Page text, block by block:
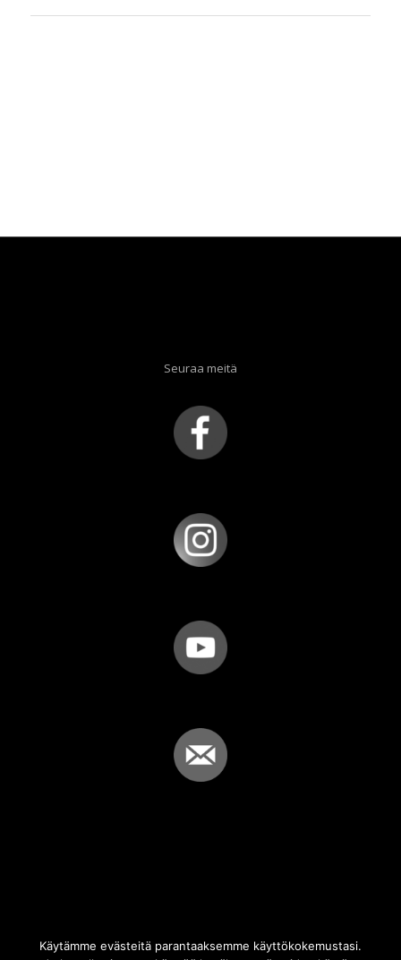
Seuraa meitä
Käytämme evästeitä parantaaksemme käyttökokemustasi.